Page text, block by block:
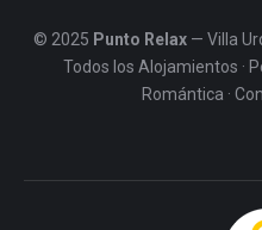
© 2025 Punto Relax— Villa
Todos los Alojamientos ·
Romántica ·